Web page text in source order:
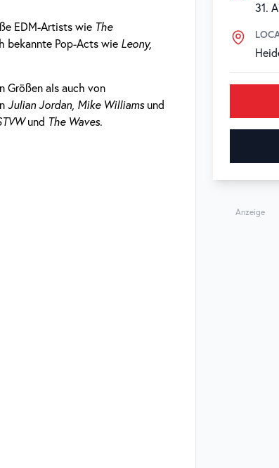
EDM-Artists wie The
bekannte Pop-Acts wie Leony,
Größen als auch von
Julian Jordan, Mike Williamsund
und The Waves.
31.
Anzeige